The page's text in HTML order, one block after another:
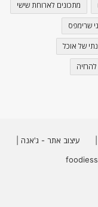
מתכונים לארוחת שישי
שרימפס
של אוכל
עיצוב אתר - ג'אנה